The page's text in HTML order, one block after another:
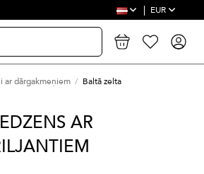
EUR
ar dārgakmeņiem
Baltā zelta
AR